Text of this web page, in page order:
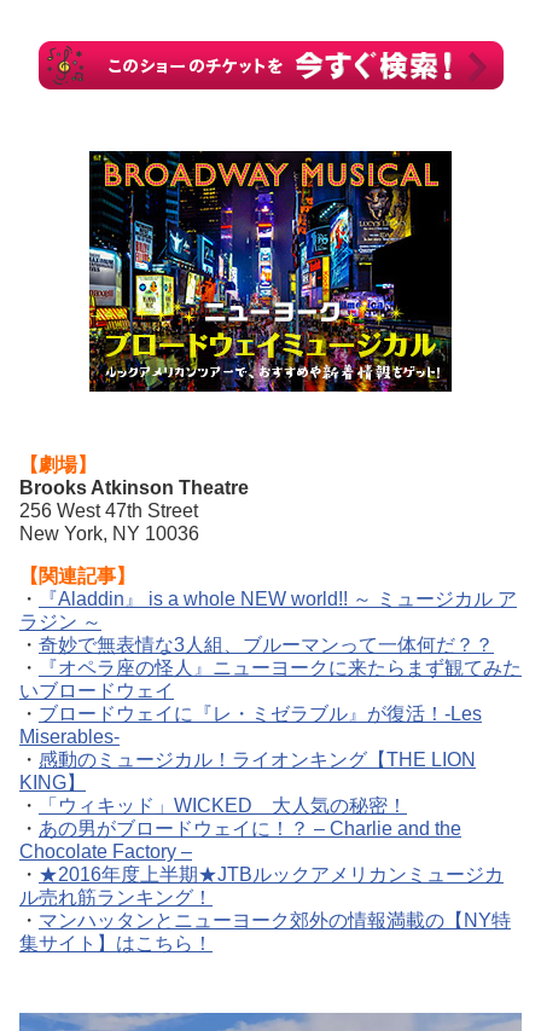
【劇場】
Brooks Atkinson Theatre
256 West 47th Street
New York, NY 10036
【関連記事】
・
『Aladdin』 is a whole NEW world!! ～ ミュージカル ア
ラジン ～
・ 奇妙で無表情な3人組、ブルーマンって一体何だ？？
・
『オペラ座の怪人』ニューヨークに来たらまず観てみた
いブロードウェイ
・ ブロードウェイに『レ・ミゼラブル』が復活！-Les
Miserables-
・ 感動のミュージカル！ライオンキング【THE LION
KING】
・
「ウィキッド」WICKED 大人気の秘密！
・ あの男がブロードウェイに！？ – Charlie and the
Chocolate Factory –
・ ★2016年度上半期★JTBルックアメリカンミュージカ
ル売れ筋ランキング！
・ マンハッタンとニューヨーク郊外の情報満載の【NY特
集サイト】はこちら！